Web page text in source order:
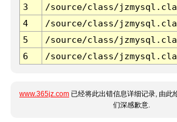
3 /source/class/
4
/source/class/
5
/source/class/
6
/source/class/
www.365jz.com 已经将此出错信息详细记录, 由此
们深感歉意.